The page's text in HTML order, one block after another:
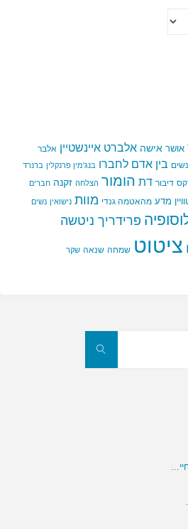
אושר אישה אלברט איינשטיין אלבר
בין אדם לחברו בנג'מין פרנקלין ברנרד
דיבור דת הומור הצלחה זקנה חברים
מדע מהאטמה גנדי מוות נישואין נשים
פרידריך ניטשה
ציטוט שמחה שנאה שקר
חפשו